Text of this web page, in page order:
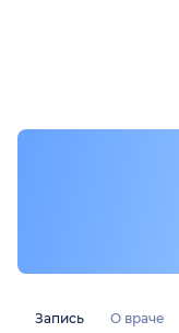
Запись О враче